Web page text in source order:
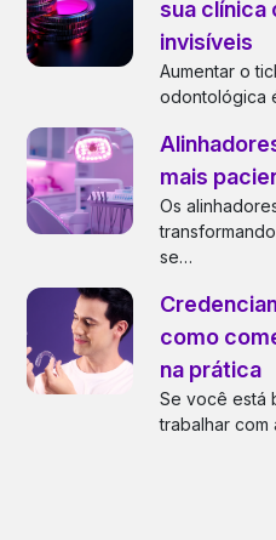
sua clínica
invisíveis
Aumentar o
odontológica
mais
Os
se…
como
na prática
Se você está
trabalhar